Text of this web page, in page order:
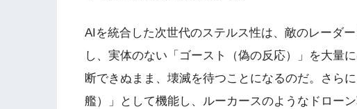
AIを統合した次世代のステルス性は、敵のレーダ
し、実体のない「ゴースト（偽の反応）」を大量
断できぬまま、壊滅を待つことになるのだ。さら
艦）」として機能し、ルーカースのようなドロー